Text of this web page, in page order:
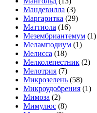
Мандевилла (3)
Маргаритка (29)
Маттиола (16)
Мезембриантемум (1)
Меламподиум (1)
Мелисса (18)
Мелколепестник (2)
Мелотрия (7)
Микрозелень (58)
Микроудобрения (1)
Мимоза (2)
Мимулюс (8)